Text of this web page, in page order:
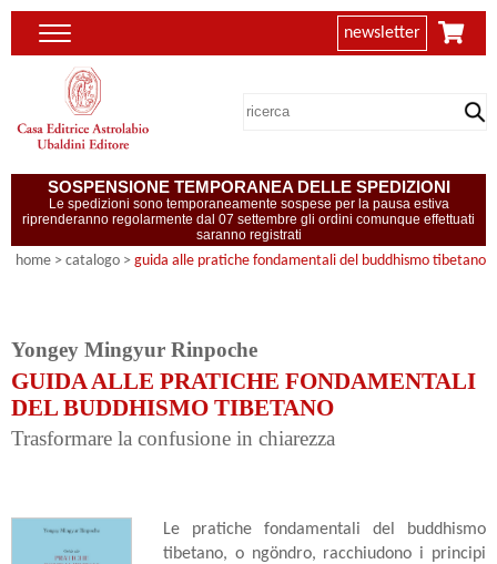
newsletter
SOSPENSIONE TEMPORANEA DELLE SPEDIZIONI
Le spedizioni sono temporaneamente sospese per la pausa estiva
riprenderanno regolarmente dal 07 settembre gli ordini comunque effettuati
saranno registrati
home > catalogo > guida alle pratiche fondamentali del buddhismo tibetano
Yongey Mingyur Rinpoche
GUIDA ALLE PRATICHE FONDAMENTALI
DEL BUDDHISMO TIBETANO
Trasformare la confusione in chiarezza
Le pratiche fondamentali del buddhismo
tibetano, o ngöndro, racchiudono i principi